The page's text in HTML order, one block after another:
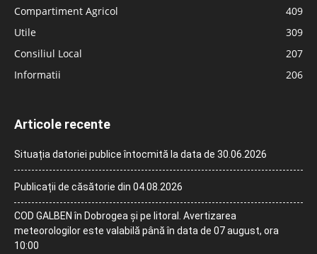
Compartiment Agricol
409
Utile
309
Consiliul Local
207
Informatii
206
Articole recente
Situația datoriei publice întocmită la data de 30.06.2026
Publicații de căsătorie din 04.08.2026
COD GALBEN în Dobrogea și pe litoral. Avertizarea
meteorologilor este valabilă până în data de 07 august, ora
10:00